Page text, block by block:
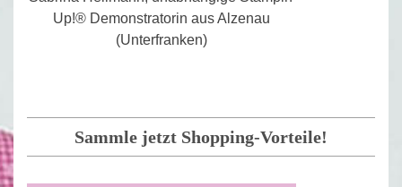
Up!® Demonstratorin aus Alzenau
(Unterfranken)
Sammle jetzt Shopping-Vorteile!